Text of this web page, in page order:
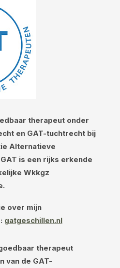
therapeut onder
en GAT-tuchtrecht bij
Alternatieve
is een rijks erkende
Wkkgz
over mijn
gatgeschillen.nl
therapeut
van de GAT-